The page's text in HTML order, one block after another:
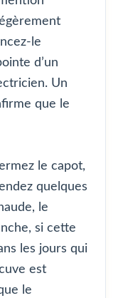
le
d’un
Un
que le
le capot,
quelques
le
si cette
les jours qui
est
le